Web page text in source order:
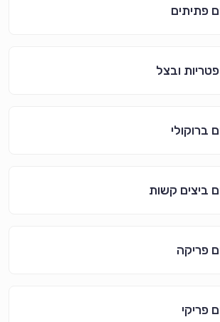
פתיתים
ובצל
ברוקולי
ביצים קשות
פריקה
פריקי